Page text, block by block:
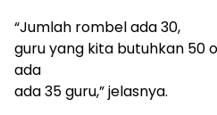
“Jumlah rombel ada 30,
guru yang kita butuhkan 50
ada
ada 35 guru,” jelasnya.